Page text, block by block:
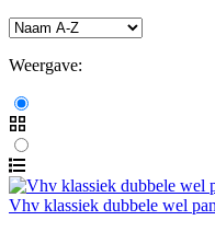
Weergave:
Vhv klassiek dubbele wel